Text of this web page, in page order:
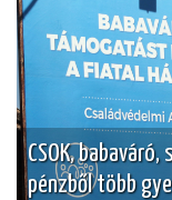
CSOK,
pénzből több